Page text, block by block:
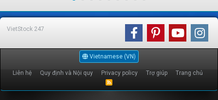
VietStock 247
Vietnamese (VN)
Liên hệ Quy định và Nội quy Privacy policy Trợ giúp Trang chủ
R